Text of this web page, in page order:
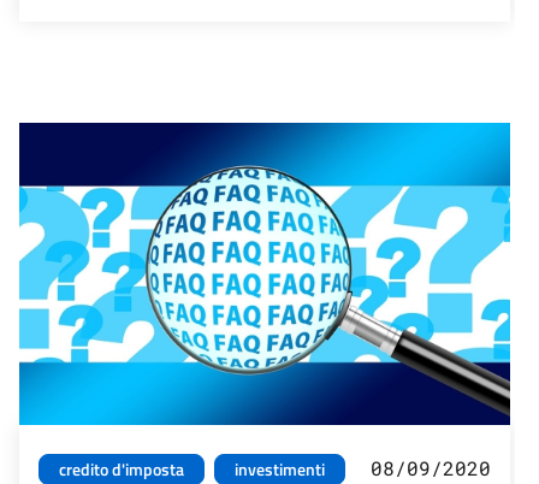
credito d'imposta
investimenti
08/09/2020